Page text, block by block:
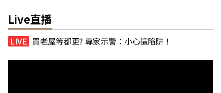
Live直播
買老屋等都更? 專家示警：小心這陷阱！